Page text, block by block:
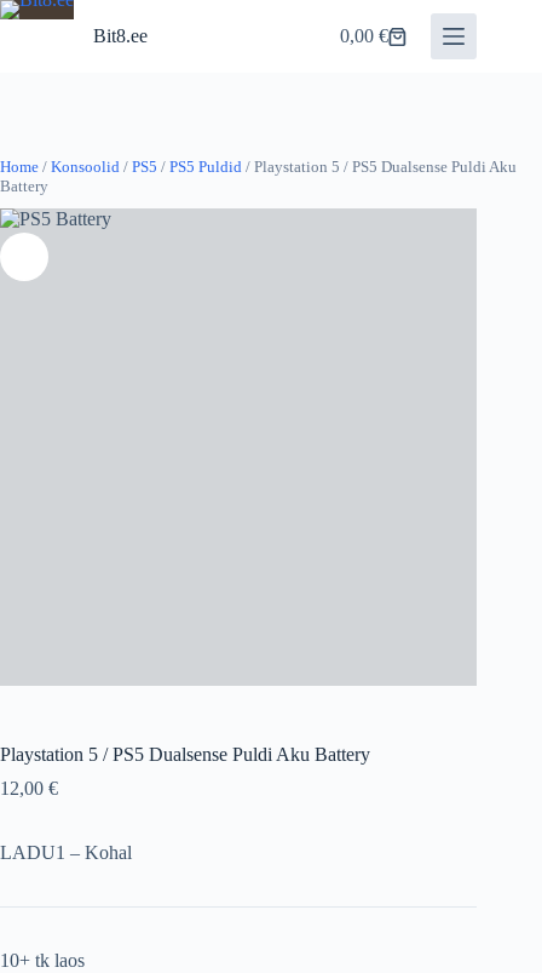
Skip
Bit8.ee
Shopping
0,00€
Home / Konsoolid / PS5 / PS5 Puldid / Playstation 5 / PS5 Dualsense Puldi Aku
Battery
Playstation 5 / PS5 Dualsense Puldi Aku Battery
12,00 €
LADU1 – Kohal
10+ tk laos